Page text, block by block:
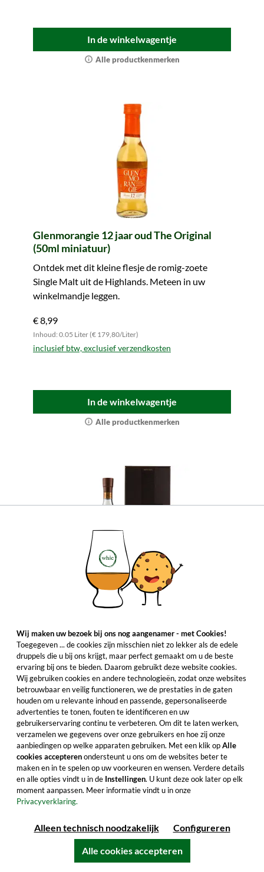
In de winkelwagentje
Alle productkenmerken
Glenmorangie 12 jaar oud The Original
(50ml miniatuur)
Ontdek met dit kleine flesje de romig-zoete
Single Malt uit de Highlands. Meteen in uw
winkelmandje leggen.
€ 8,99
Inhoud: 0.05 Liter (€ 179,80/Liter)
inclusief btw, exclusief verzendkosten
In de winkelwagentje
Alle productkenmerken
Glenmorangie 18 jaar oud
Glenmorangie Extremely Rare. Gevorderde
Glenmorangie-connaisseurs kiezen voor dit
oude, nootachtige exemplaar.
€ 133,99
Inhoud: 0.7 Liter (€ 191,41/Liter)
inclusief btw, exclusief verzendkosten
Details
Alle productkenmerken
Wij maken uw bezoek bij ons nog aangenamer - met Cookies!
Toegegeven ... de cookies zijn misschien niet zo lekker als de edele
druppels die u bij ons krijgt, maar perfect gemaakt om u de beste
ervaring bij ons te bieden. Daarom gebruikt deze website cookies.
Wij gebruiken cookies en andere technologieën, zodat onze websites
betrouwbaar en veilig functioneren, we de prestaties in de gaten
houden om u relevante inhoud en passende, gepersonaliseerde
advertenties te tonen, fouten te identificeren en uw
gebruikerservaring continu te verbeteren. Om dit te laten werken,
verzamelen we gegevens over onze gebruikers en hoe zij onze
aanbiedingen op welke apparaten gebruiken. Met een klik opAlle
cookies accepterenondersteunt u ons om de websites beter te
maken en in te spelen op uw voorkeuren en wensen. Verdere details
en alle opties vindt u in de Instellingen. U kunt deze ook later op elk
moment aanpassen. Meer informatie vindt u in onze
Privacyverklaring.
Alleen technisch noodzakelijk Configureren
Alle cookies accepteren